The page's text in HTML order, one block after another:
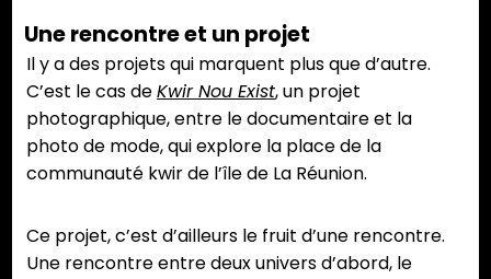
Une rencontre et un projet
Il y a des projets qui marquent plus que d’autre.
C’est le cas deKwir Nou Exist, un projet
photographique, entre le documentaire et la
photo de mode, qui explore la place de la
communauté kwir de l’île de La Réunion.
Ce projet, c’est d’ailleurs le fruit d’une rencontre.
Une rencontre entre deux univers d’abord, le